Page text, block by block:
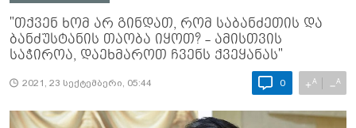
"თქვენ ხომ არ გინდათ, რომ საბანძეთის და
ბანძუსტანის თაობა იყოთ? - ამისთვის
საჭიროა, დაეხმაროთ ჩვენს ქვეყანას"
2021, 23 სექტემბერი, 05:44 0 +A −A